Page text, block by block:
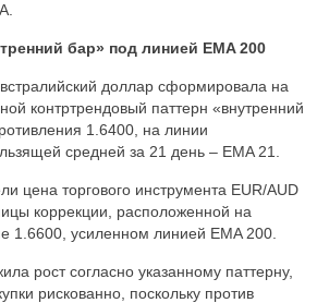
бар» под линией EMA 200
доллар сформировала на
контртрендовый паттерн «внутренний
1.6400, на линии
средней за 21 день – EMA 21.
цена торгового инструмента EUR/AUD
коррекции, расположенной на
1.6600, усиленном линией EMA 200.
рост согласно указанному паттерну,
рискованно, поскольку против